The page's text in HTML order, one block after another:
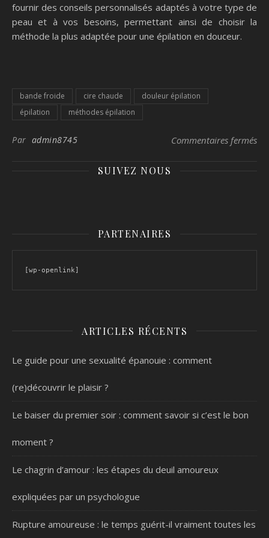
fournir des conseils personnalisés adaptés à votre type de
peau et à vos besoins, permettant ainsi de choisir la
méthode la plus adaptée pour une épilation en douceur.
bande froide cire chaude
douleur épilation
épilation
méthodes épilation
Par admin8745 Commentaires fermés
SUIVEZ NOUS
PARTENAIRES
[wp-openlink]
ARTICLES RÉCENTS
Le guide pour une sexualité épanouie : comment
(re)découvrir le plaisir ?
Le baiser du premier soir : comment savoir si c’est le bon
moment ?
Le chagrin d’amour : les étapes du deuil amoureux
expliquées par un psychologue
Rupture amoureuse : le temps guérit-il vraiment toutes les